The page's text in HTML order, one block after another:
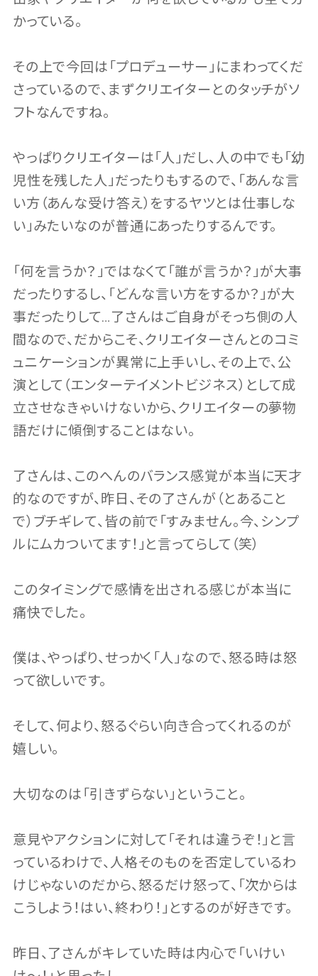
かっている。
その上で今回は「プロデューサー」にまわってくだ
さっているので、まずクリエイターとのタッチがソ
フトなんですね。
やっぱりクリエイターは「人」だし、人の中でも「幼
児性を残した人」だったりもするので、「あんな言
い方（あんな受け答え）をするヤツとは仕事しな
い」みたいなのが普通にあったりするんです。
「何を言うか？」ではなくて「誰が言うか？」が大事
だったりするし、「どんな言い方をするか？」が大
事だったりして…了さんはご自身がそっち側の人
間なので、だからこそ、クリエイターさんとのコミ
ュニケーションが異常に上手いし、その上で、公
演として（エンターテイメントビジネス）として成
立させなきゃいけないから、クリエイターの夢物
語だけに傾倒することはない。
了さんは、このへんのバランス感覚が本当に天才
的なのですが、昨日、その了さんが（とあること
で）ブチギレて、皆の前で「すみません。今、シンプ
ルにムカついてます！」と言ってらして（笑）
このタイミングで感情を出される感じが本当に
痛快でした。
僕は、やっぱり、せっかく「人」なので、怒る時は怒
って欲しいです。
そして、何より、怒るぐらい向き合ってくれるのが
嬉しい。
大切なのは「引きずらない」ということ。
意見やアクションに対して「それは違うぞ！」と言
っているわけで、人格そのものを否定しているわ
けじゃないのだから、怒るだけ怒って、「次からは
こうしよう！はい、終わり！」とするのが好きです。
昨日、了さんがキレていた時は内心で「いけい